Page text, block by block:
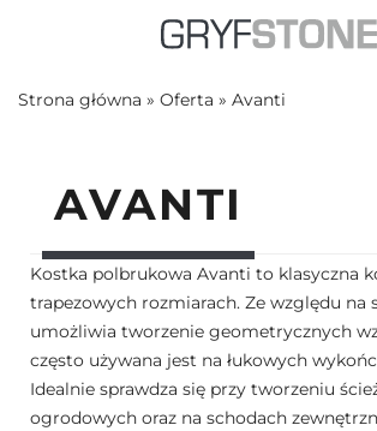
Strona główna » Oferta » Avanti
AVANTI
Kostka polbrukowa Avanti to klasyczna
trapezowych rozmiarach. Ze względu na
umożliwia tworzenie geometrycznych
często używana jest na łukowych
Idealnie sprawdza się przy tworzeniu
ogrodowych oraz na schodach